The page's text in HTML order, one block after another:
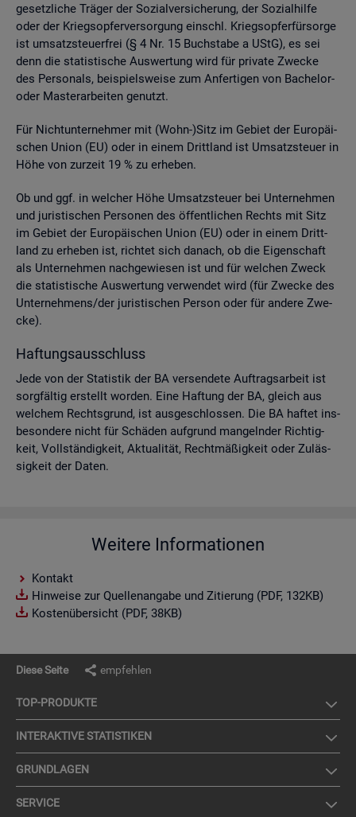
ge­setz­li­che Trä­ger der So­zi­al­ver­si­che­rung, der So­zi­al­hil­fe
oder der Kriegs­op­fer­ver­sor­gung einschl. Kriegs­op­fer­für­sor­ge
ist um­satz­steu­er­frei (§ 4 Nr. 15 Buch­sta­be a UStG), es sei
denn die sta­tis­ti­sche Aus­wer­tung wird für pri­va­te Zwe­cke
des Per­so­nals, bei­spiels­wei­se zum An­fer­ti­gen von Ba­che­lor-
oder Mas­ter­ar­bei­ten ge­nutzt.
Für Nicht­un­ter­neh­mer mit (Wohn-)Sitz im Ge­biet der Eu­ro­päi­
schen Union (EU) oder in einem Dritt­land ist Um­satz­steu­er in
Höhe von zur­zeit 19 % zu er­he­ben.
Ob und ggf. in wel­cher Höhe Um­satz­steu­er bei Un­ter­neh­men
und ju­ris­ti­schen Per­so­nen des öf­fent­li­chen Rechts mit Sitz
im Ge­biet der Eu­ro­päi­schen Union (EU) oder in einem Dritt­
land zu er­he­ben ist, rich­tet sich da­nach, ob die Ei­gen­schaft
als Un­ter­neh­men nach­ge­wie­sen ist und für wel­chen Zweck
die sta­tis­ti­sche Aus­wer­tung ver­wen­det wird (für Zwe­cke des
Un­ter­neh­mens/der ju­ris­ti­schen Per­son oder für an­de­re Zwe­
cke).
Haf­tungs­aus­schluss
Jede von der Sta­tis­tik der BA ver­sen­de­te Auf­trags­ar­beit ist
sorg­fäl­tig er­stellt wor­den. Eine Haf­tung der BA, gleich aus
wel­chem Rechts­grund, ist aus­ge­schlos­sen. Die BA haf­tet ins­
be­son­de­re nicht für Schä­den auf­grund man­geln­der Rich­tig­
keit, Voll­stän­dig­keit, Ak­tua­li­tät, Recht­mä­ßig­keit oder Zu­läs­
sig­keit der Daten.
Weitere Informationen
Kontakt
Hinweise zur Quellenangabe und Zitierung (PDF, 132KB)
Kostenübersicht (PDF, 38KB)
Diese Seite empfehlen
TOP-PRO­DUK­TE
IN­TER­AK­TI­VE STA­TIS­TI­KEN
GRUND­LA­GEN
SER­VICE